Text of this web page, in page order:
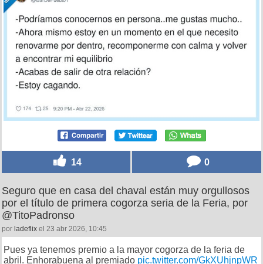
14 0
Seguro que en casa del chaval están muy orgullosos
por el título de primera cogorza seria de la Feria, por
@TitoPadronso
por ladeflix el 23 abr 2026, 10:45
Pues ya tenemos premio a la mayor cogorza de la feria de
abril. Enhorabuena al premiado pic.twitter.com/GkXUhjnpWR